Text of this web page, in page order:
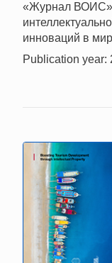
«Журнал ВОИС»
инноваций в
Publication year: